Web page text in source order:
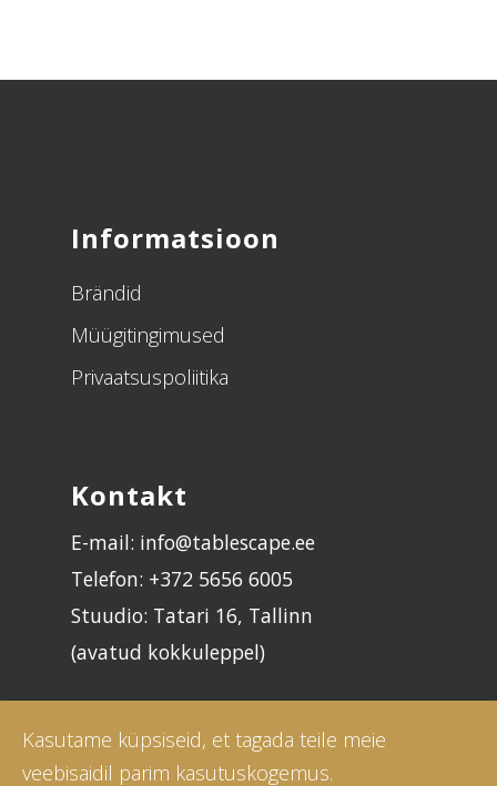
Informatsioon
Brändid
Müügitingimused
Privaatsuspoliitika
Kontakt
E-mail: info@tablescape.ee
Telefon: +372 5656 6005
Stuudio: Tatari 16, Tallinn
(avatud kokkuleppel)
Kasutame küpsiseid, et tagada teile meie
veebisaidil parim kasutuskogemus.